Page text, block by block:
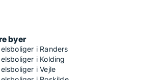
byer
i Randers
i Kolding
i Vejle